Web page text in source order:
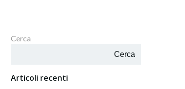
Cerca
Cerca
Articoli recenti